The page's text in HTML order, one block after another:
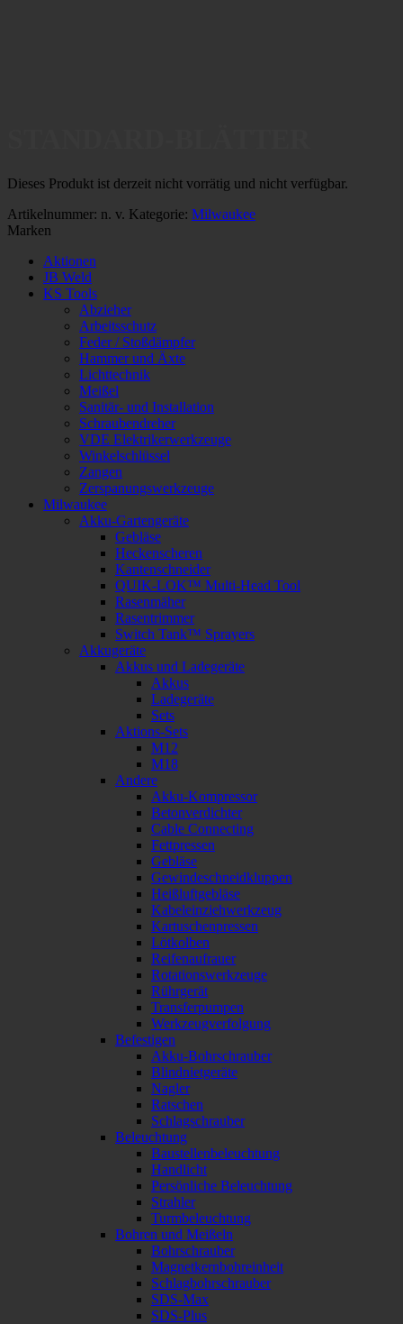
Dieses Produkt ist derzeit nicht vorrätig und nicht verfügbar.
Artikelnummer: n. v. Kategorie: Milwaukee
Marken
Aktionen
JB Weld
KS Tools
Abzieher
Arbeitsschutz
Feder / Stoßdämpfer
Hammer und Äxte
Lichttechnik
Meißel
Sanitär- und Installation
Schraubendreher
VDE Elektrikerwerkzeuge
Winkelschlüssel
Zangen
Zerspanungswerkzeuge
Milwaukee
Akku-Gartengeräte
Gebläse
Heckenscheren
Kantenschneider
QUIK-LOK™ Multi-Head Tool
Rasenmäher
Rasentrimmer
Switch Tank™ Sprayers
Akkugeräte
Akkus und Ladegeräte
Akkus
Ladegeräte
Sets
Aktions-Sets
M12
M18
Andere
Akku-Kompressor
Betonverdichter
Cable Connecting
Fettpressen
Gebläse
Gewindeschneidkluppen
Heißluftgebläse
Kabeleinziehwerkzeug
Kartuschenpressen
Lötkolben
Reifenaufrauer
Rotationswerkzeuge
Rührgerät
Transferpumpen
Werkzeugverfolgung
Befestigen
Akku-Bohrschrauber
Blindnietgeräte
Nagler
Ratschen
Schlagschrauber
Beleuchtung
Baustellenbeleuchtung
Handlicht
Persönliche Beleuchtung
Strahler
Turmbeleuchtung
Bohren und Meißeln
Bohrschrauber
Magnetkernbohreinheit
Schlagbohrschrauber
SDS-Max
SDS-Plus